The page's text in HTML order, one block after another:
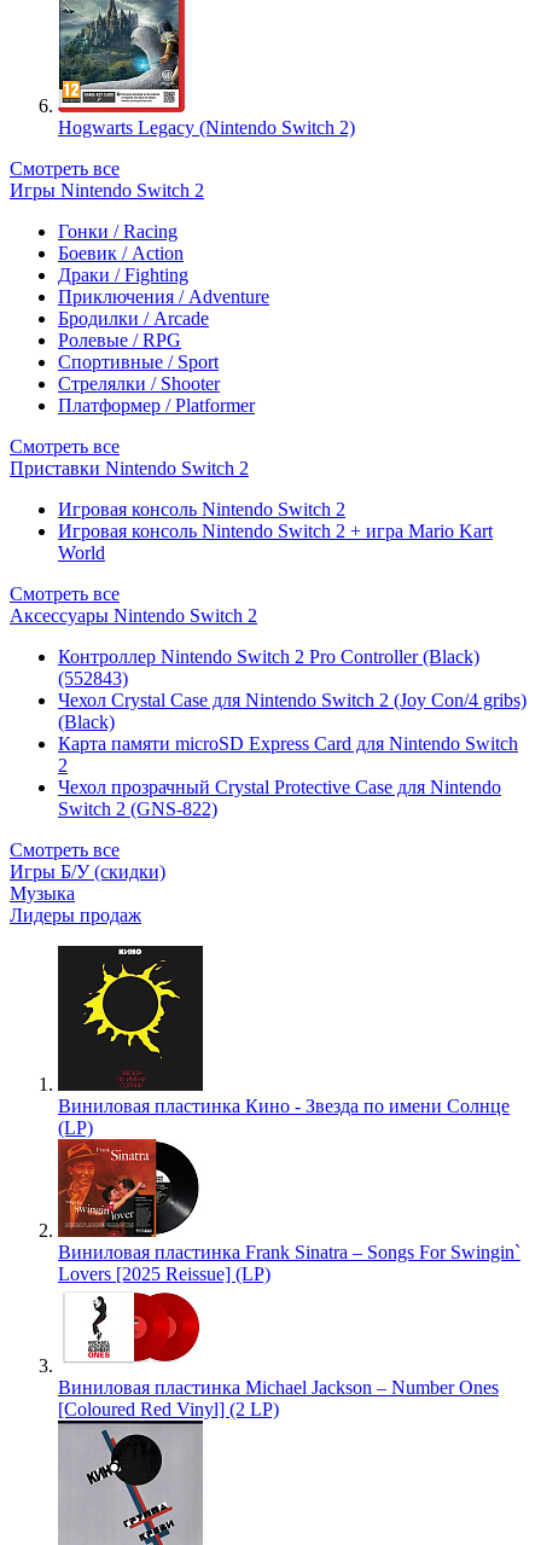
Hogwarts Legacy (Nintendo Switch 2)
Смотреть все
Игры Nintendo Switch 2
Гонки / Racing
Боевик / Action
Драки / Fighting
Приключения / Adventure
Бродилки / Arcade
Ролевые / RPG
Спортивные / Sport
Стрелялки / Shooter
Платформер / Platformer
Смотреть все
Приставки Nintendo Switch 2
Игровая консоль Nintendo Switch 2
Игровая консоль Nintendo Switch 2 + игра Mario Kart
World
Смотреть все
Аксессуары Nintendo Switch 2
Контроллер Nintendo Switch 2 Pro Controller (Black)
(552843)
Чехол Сrystal Сase для Nintendo Switch 2 (Joy Con/4 gribs)
(Black)
Карта памяти microSD Express Card для Nintendo Switch
2
Чехол прозрачный Crystal Protective Case для Nintendo
Switch 2 (GNS-822)
Смотреть все
Игры Б/У (скидки)
Музыка
Лидеры продаж
Виниловая пластинка Кино - Звезда по имени Солнце
(LP)
Виниловая пластинка Frank Sinatra – Songs For Swingin`
Lovers [2025 Reissue] (LP)
Виниловая пластинка Michael Jackson – Number Ones
[Coloured Red Vinyl] (2 LP)